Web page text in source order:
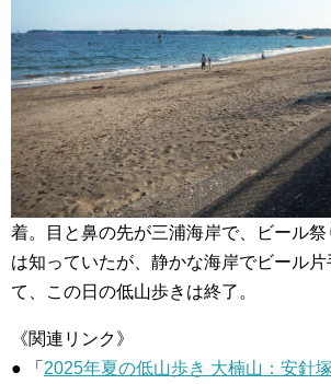
着。目と鼻の先が三浦海岸で、ビール
は知っていたが、静かな海岸でビール
て、この日の低山歩きは終了。
《関連リンク》
● 「 2025年夏の低山歩き 大楠山：安針